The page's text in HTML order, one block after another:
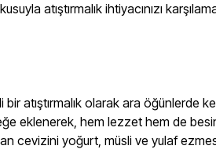
atıştırmalık ihtiyacınızı
atıştırmalık olarak ara öğünlerde
eklenerek, hem lezzet hem de
cevizini yoğurt, müsli ve yulaf